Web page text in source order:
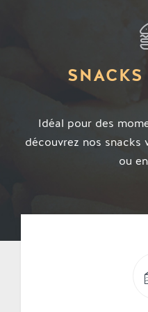
SNACKS
Idéal pour des
découvrez nos snacks
ou